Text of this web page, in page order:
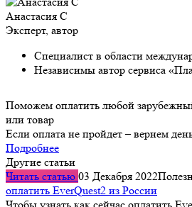
Анастасия С
Эксперт, автор
Специалист в области
Независимы автор сервиса
Поможем оплатить любой
или товар
Если оплата не пройдет – вернем
Подробнее
Другие статьи
Читать статью 03 Декабря 2022
оплатить EverQuest2 из России